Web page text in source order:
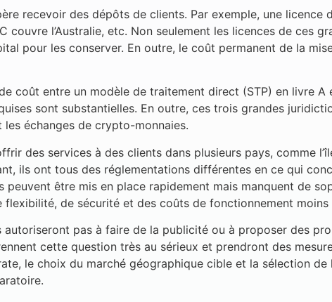
recevoir des dépôts de clients. Par exemple, une licence
couvre l’Australie, etc. Non seulement les licences de ces
pour les conserver. En outre, le coût permanent de la
coût entre un modèle de traitement direct (STP) en livre A
sont substantielles. En outre, ces trois grandes
échanges de crypto-monnaies.
des services à des clients dans plusieurs pays, comme
ils ont tous des réglementations différentes en ce qui
être mis en place rapidement mais manquent de
de sécurité et des coûts de fonctionnement moins
pas à faire de la publicité ou à proposer des
cette question très au sérieux et prendront des
le choix du marché géographique cible et la sélection